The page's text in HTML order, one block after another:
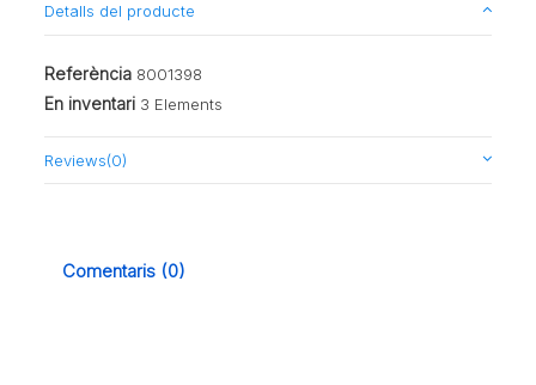
Detalls del producte
Referència 8001398
En inventari 3 Elements
Reviews(0)
Comentaris (0)